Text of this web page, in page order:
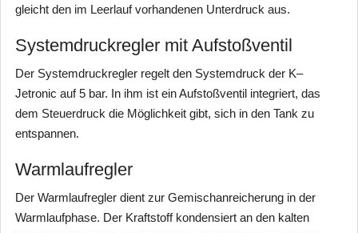
gleicht den im Leerlauf vorhandenen Unterdruck aus.
Systemdruckregler mit Aufstoßventil
Der Systemdruckregler regelt den Systemdruck der K–
Jetronic auf 5 bar. In ihm ist ein Aufstoßventil integriert, das
dem Steuerdruck die Möglichkeit gibt, sich in den Tank zu
entspannen.
Warmlaufregler
Der Warmlaufregler dient zur Gemischanreicherung in der
Warmlaufphase. Der Kraftstoff kondensiert an den kalten